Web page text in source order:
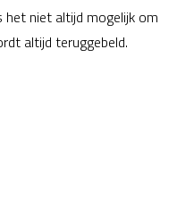
het niet altijd mogelijk om
altijd teruggebeld.